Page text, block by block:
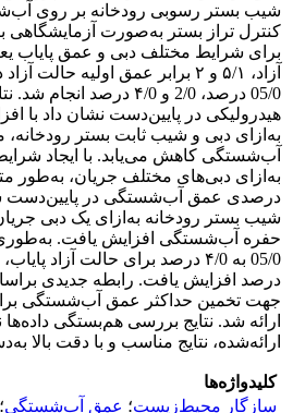
شیب بستر رسوبی رودخانه بر روی
کنترل تراز بستر به‌صورت
برای شرایط مختلف دبی و عمق پایاب
آزاد، ۵/۱ و ۲ برابر عمق اولیه
05/0 درصد، 2/0 و ۴/0 درصد
هیدرولیکی در پایین‌دست نشان داد با
به‌ازای دبی و شیب ثابت بستر رودخانه،
آب‌شستگی کاهش می‌یابد. با ایجاد
درصدی عمق آب‌شستگی در پایین‌دست
شیب بستر رودخانه به‌ازای یک دبی
حفره آب‌شستگی افزایش یافت.
درصد افزایش یافت. رابطه جدیدی
جهت تخمین حداکثر عمق آب‌شستگی
ارائه شد. نتایج بررسی هم‌بستگی
ارائه‌شده، نتایج مناسب و با دقت بالا
کلیدواژه‌ها
سازگار محیط‌زیست؛ عمق آب‌شستگی؛